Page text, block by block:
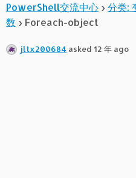
PowerShell交流中心 › 分类:
数 › Foreach-object
jltx200684 asked 12 年 ago